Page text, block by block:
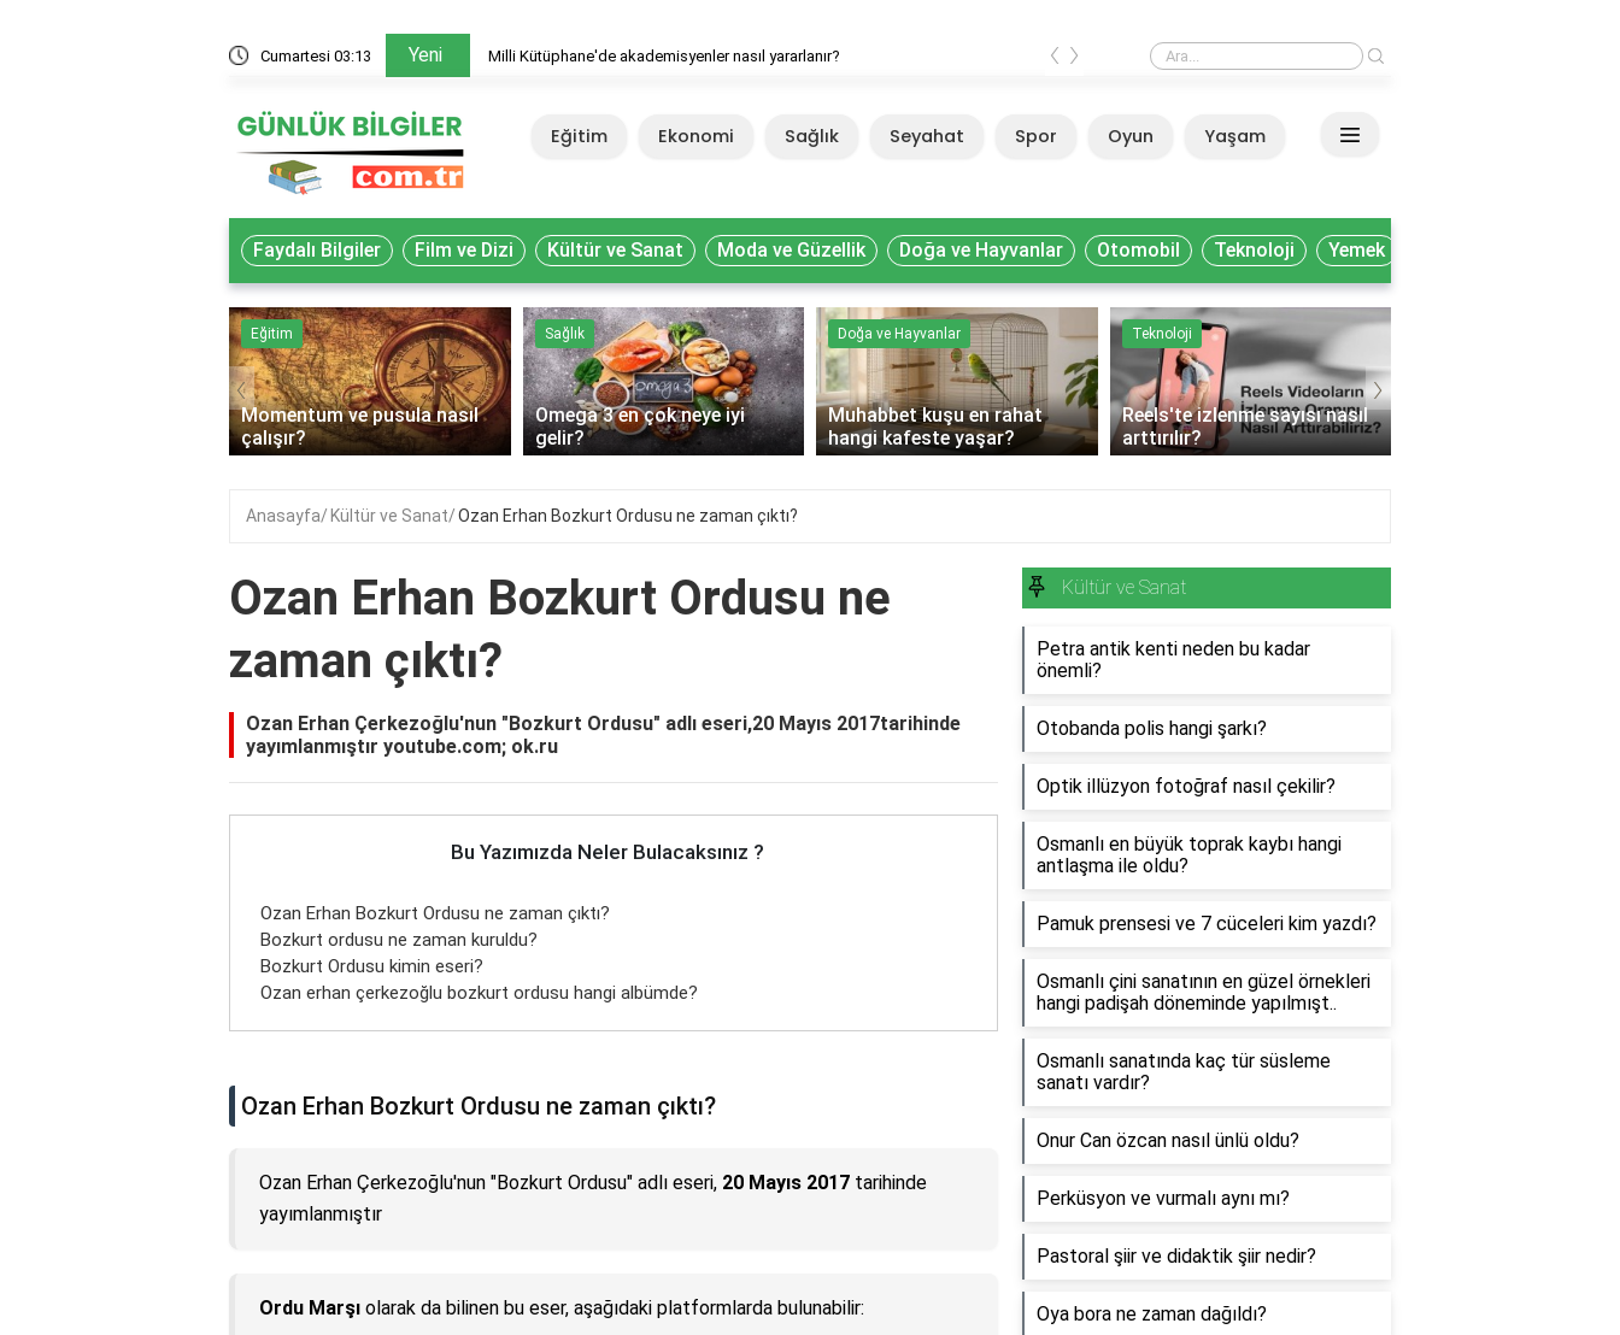
Cumartesi 03:13 Yeni Milli Kütüphane'de akademisyenler nasıl yararlanır? Milli Kütüphane'de akademisyenler nasıl yararlanır?
‹ ›
Eğitim Ekonomi Sağlık Seyahat Spor Oyun Yaşam
Faydalı Bilgiler Film ve Dizi Kültür ve Sanat Moda ve Güzellik Doğa ve Hayvanlar Otomobil Teknoloji Yemek
Eğitim
Momentum ve pusula nasıl
çalışır?
Sağlık
Omega 3 en çok neye iyi
gelir?
Doğa ve Hayvanlar
Muhabbet kuşu en rahat
hangi kafeste yaşar?
Teknoloji
Reels'te izlenme sayısı nasıl
arttırılır?
‹ ›
Anasayfa Kültür ve Sanat Ozan Erhan Bozkurt Ordusu ne zaman çıktı?
Ozan Erhan Bozkurt Ordusu ne
zaman çıktı?
Ozan Erhan Çerkezoğlu'nun "Bozkurt Ordusu" adlı eseri,20 Mayıs 2017tarihinde
yayımlanmıştır youtube.com; ok.ru
Bu Yazımızda Neler Bulacaksınız ?
Ozan Erhan Bozkurt Ordusu ne zaman çıktı?
Bozkurt ordusu ne zaman kuruldu?
Bozkurt Ordusu kimin eseri?
Ozan erhan çerkezoğlu bozkurt ordusu hangi albümde?
Ozan Erhan Bozkurt Ordusu ne zaman çıktı?
Ozan Erhan Çerkezoğlu'nun "Bozkurt Ordusu" adlı eseri, 20 Mayıs 2017 tarihinde
yayımlanmıştır
Ordu Marşı olarak da bilinen bu eser, aşağıdaki platformlarda bulunabilir:
Kültür ve Sanat
Petra antik kenti neden bu kadar
önemli?
Otobanda polis hangi şarkı?
Optik illüzyon fotoğraf nasıl çekilir?
Osmanlı en büyük toprak kaybı hangi
antlaşma ile oldu?
Pamuk prensesi ve 7 cüceleri kim yazdı?
Osmanlı çini sanatının en güzel örnekleri
hangi padişah döneminde yapılmışt..
Osmanlı sanatında kaç tür süsleme
sanatı vardır?
Onur Can özcan nasıl ünlü oldu?
Perküsyon ve vurmalı aynı mı?
Pastoral şiir ve didaktik şiir nedir?
Oya bora ne zaman dağıldı?